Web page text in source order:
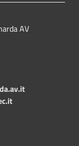
AV